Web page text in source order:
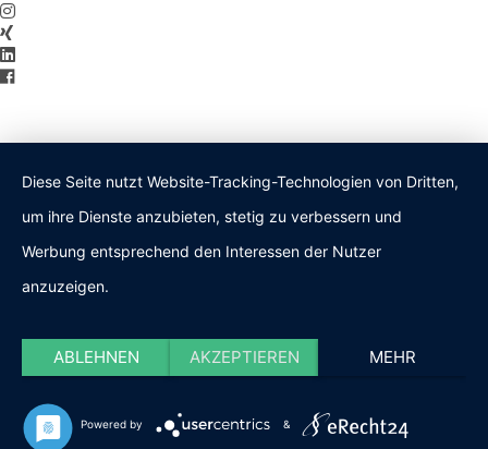
Diese Seite nutzt Website-Tracking-Technologien von Dritten,
um ihre Dienste anzubieten, stetig zu verbessern und
Werbung entsprechend den Interessen der Nutzer
anzuzeigen.
ABLEHNEN AKZEPTIEREN MEHR
Powered by &